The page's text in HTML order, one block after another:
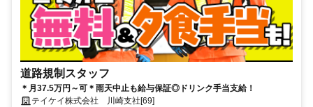
道路規制スタッフ
＊月37.5万円～可＊雨天中止も給与保証◎ドリンク手当支給！
テイケイ株式会社 川崎支社[69]